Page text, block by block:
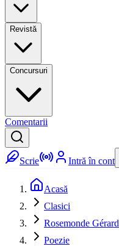
Revistă
Concursuri
Comentarii
Scrie Intră în cont
Acasă
Clasici
Rosemonde Gérard
Poezie